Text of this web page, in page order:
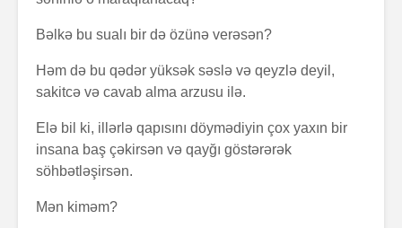
Bəlkə bu sualı bir də özünə verəsən?
Həm də bu qədər yüksək səslə və qeyzlə deyil,
sakitcə və cavab alma arzusu ilə.
Elə bil ki, illərlə qapısını döymədiyin çox yaxın bir
insana baş çəkirsən və qayğı göstərərək
söhbətləşirsən.
Mən kiməm?
psixologiya
necə yarandı?
Özünüdərketmə
nədir və necə
məktubu